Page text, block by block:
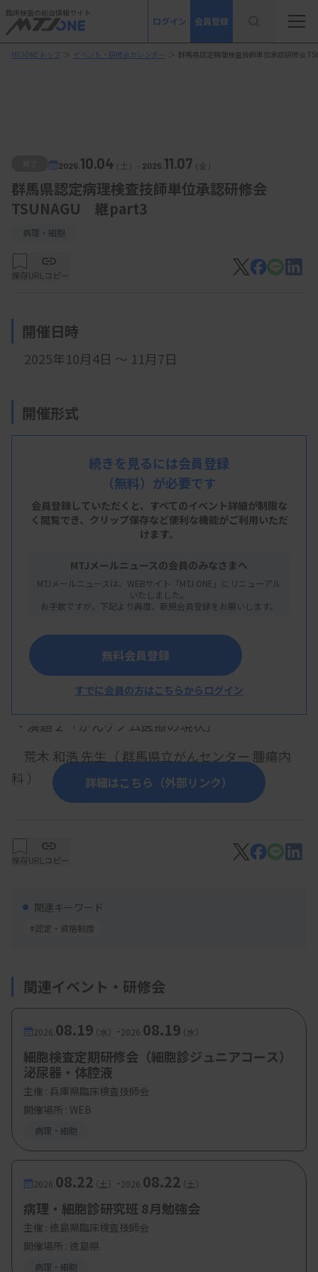
臨床検査の総合情報サイト
ログイン 会員登録
MTJONEトップ ＞ イベント・研修会カレンダー ＞ 群馬県認定病理検査技師単位承認研修会
2025. 10.04（土） - 2025. 11.07（金）
群馬県認定病理検査技師単位承認研修会
TSUNAGU 継part3
病理・細胞
保存URLコピー
開催日時
2025年10月4日 ～ 11月7日
開催形式
オンデマンド配信
群馬県臨床検査技師会
概 要
【プログラム】
・演題１「がんゲノム医療および遺伝性腫瘍の基
礎」
宮本 健志 先生（群馬県立がんセンター 乳腺科）
・ 演題２「がんゲノム医療の現状」
荒木 和浩 先生（ 群馬県立がんセンター 腫瘍内
科 ）
演題３「がん遺伝子パネル検査を受ける患者さ
ー・看護師の立場から～」
・演題４「がんゲノム医療における薬剤師の役割
～副作用対策を中心に～」
を踏まえた組織検体の取扱いについて」
伊古田 勇人 先生（群馬大学医学部附属病院 病理
部・病理診断科）
【参加費・定員など】
・参加費：会員：
詳細はこちら（外部リンク）
続きを見るには会員登録
（無料）が必要です
会員登録していただくと、すべてのイベント詳細が制限な
く閲覧でき、 クリップ保存など便利な機能がご利用いただ
けます。
MTJメールニュースの会員のみなさまへ
MTJメールニュースは、WEBサイト「MTJ ONE」にリニューアル
いたしました。
お手数ですが、下記より再度、新規会員登録をお願いします。
無料会員登録
すでに会員の方はこちらからログイン
保存URLコピー
関連キーワード
#認定・資格制度
関連イベント・研修会
2026. 08.19（水） -2026. 08.19（水）
細胞検査定期研修会（細胞診ジュニアコース）
泌尿器・体腔液
主催 : 兵庫県臨床検査技師会
開催場所 : WEB
病理・細胞
2026. 08.22（土） -2026. 08.22（土）
病理・細胞診研究班 8月勉強会
主催 : 徳島県臨床検査技師会
開催場所 : 徳島県
病理・細胞